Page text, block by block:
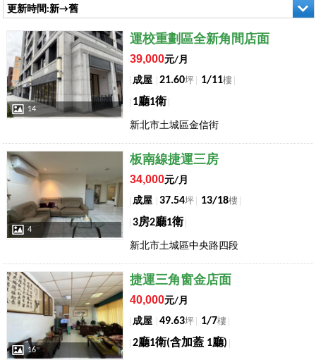
更新時間:新→舊
店長推薦
14
運校重劃區全新角間店面
39,000元/月
成屋
21.60坪 1/11樓
1廳1衛
新北市土城區金信街
店長推薦
4
板南線捷運三房
34,000元/月
成屋
37.54坪 13/18樓
3房2廳1衛
新北市土城區中央路四段
店長推薦
16
捷運三角窗金店面
40,000元/月
成屋
49.63坪 1/7樓
2廳1衛(含加蓋 1廳)